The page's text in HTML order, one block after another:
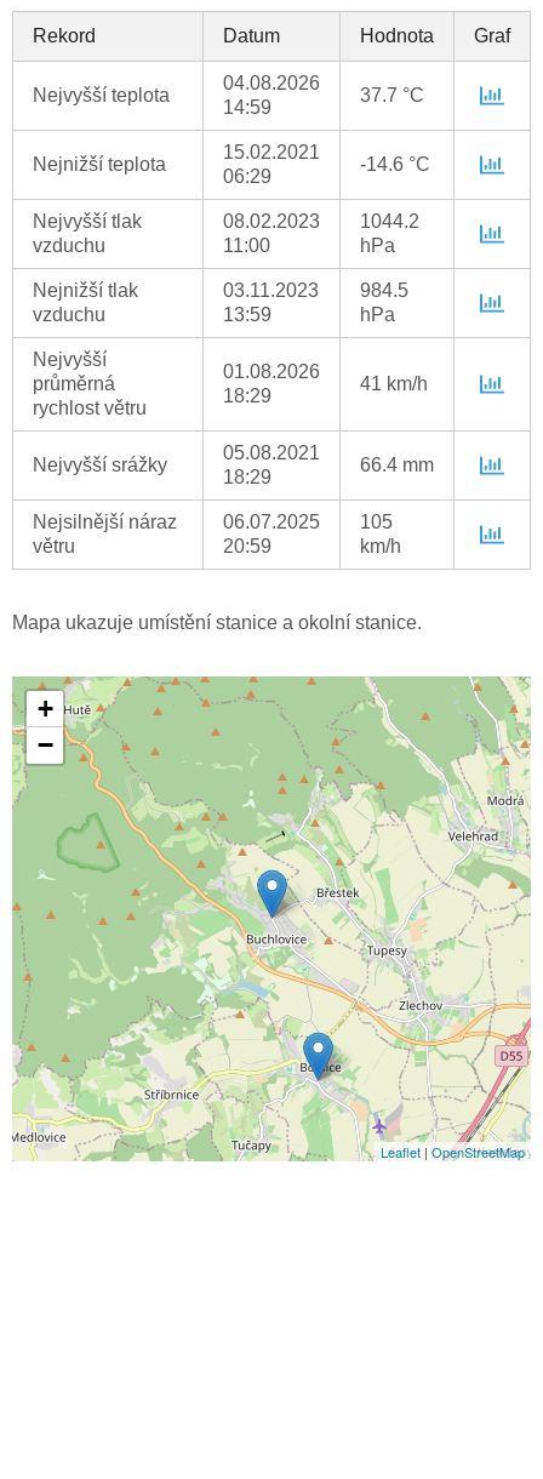
Rekord Datum Hodnota Graf
Nejvyšší teplota
04.08.2026
14:59
37.7 °C
Nejnižší teplota
15.02.2021
06:29
-14.6 °C
Nejvyšší tlak
vzduchu
08.02.2023
11:00
1044.2
hPa
Nejnižší tlak
vzduchu
03.11.2023
13:59
984.5
hPa
Nejvyšší
průměrná
rychlost větru
01.08.2026
18:29
41 km/h
Nejvyšší srážky
05.08.2021
18:29
66.4 mm
Nejsilnější náraz
větru
06.07.2025
20:59
105
km/h
Mapa ukazuje umístění stanice a okolní stanice.
+
−
Leaflet | OpenStreetMap